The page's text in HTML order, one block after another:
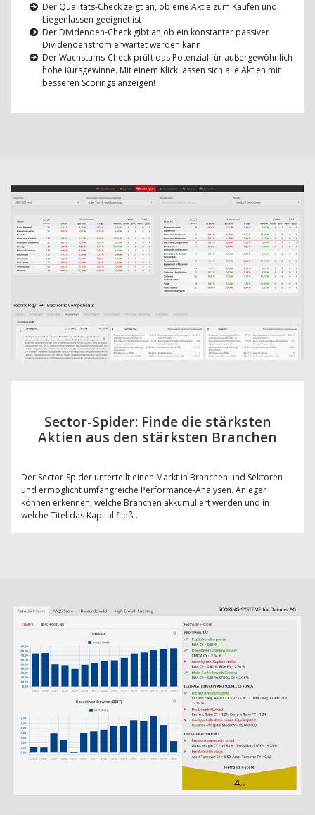
Der Qualitäts-Check zeigt an, ob eine Aktie zum Kaufen und
Liegenlassen geeignet ist
Der Dividenden-Check gibt an,ob ein konstanter passiver
Dividendenstrom erwartet werden kann
Der Wachstums-Check prüft das Potenzial für außergewöhnlich
hohe Kursgewinne. Mit einem Klick lassen sich alle Aktien mit
besseren Scorings anzeigen!
Sector-Spider: Finde die stärksten
Aktien aus den stärksten Branchen
Der Sector-Spider unterteilt einen Markt in Branchen und Sektoren
und ermöglicht umfangreiche Performance-Analysen. Anleger
können erkennen, welche Branchen akkumuliert werden und in
welche Titel das Kapital fließt.